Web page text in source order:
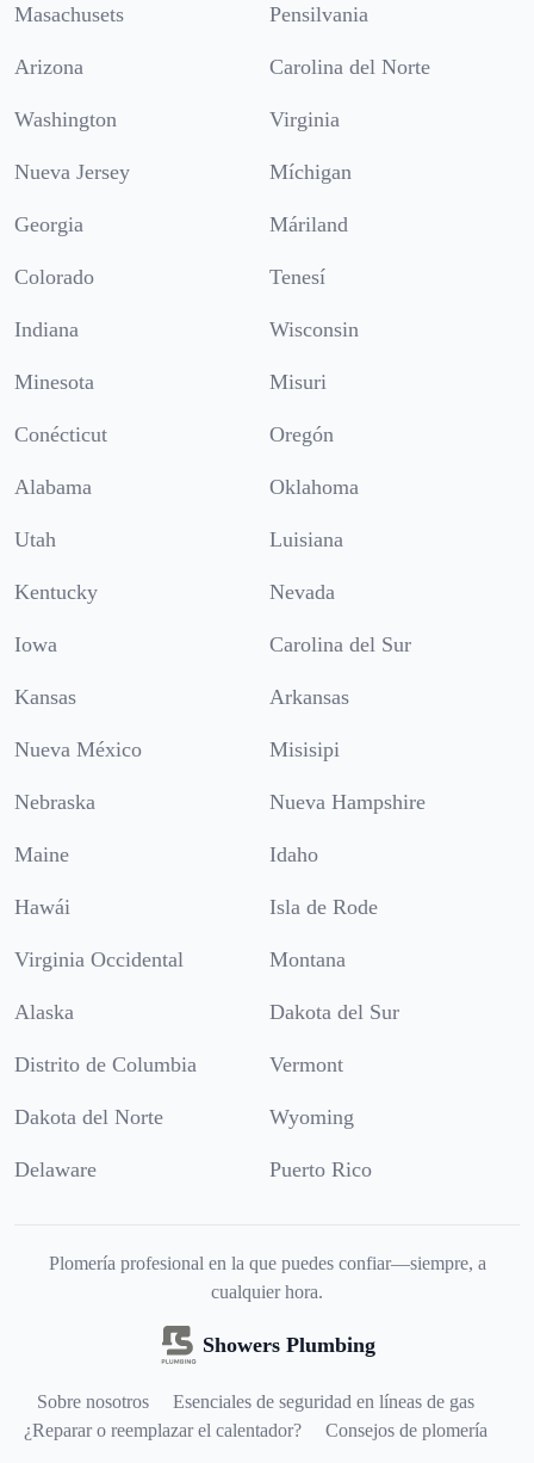
Masachusets Pensilvania
Arizona Carolina del Norte
Washington Virginia
Nueva Jersey Míchigan
Georgia Máriland
Colorado Tenesí
Indiana Wisconsin
Minesota Misuri
Conécticut Oregón
Alabama Oklahoma
Utah Luisiana
Kentucky Nevada
Iowa Carolina del Sur
Kansas Arkansas
Nueva México Misisipi
Nebraska Nueva Hampshire
Maine Idaho
Hawái Isla de Rode
Virginia Occidental Montana
Alaska Dakota del Sur
Distrito de Columbia Vermont
Dakota del Norte Wyoming
Delaware Puerto Rico
Plomería profesional en la que puedes confiar—siempre, a
cualquier hora.
Showers Plumbing
Sobre nosotros
Esenciales de seguridad en líneas de gas
¿Reparar o reemplazar el calentador?
Consejos de plomería